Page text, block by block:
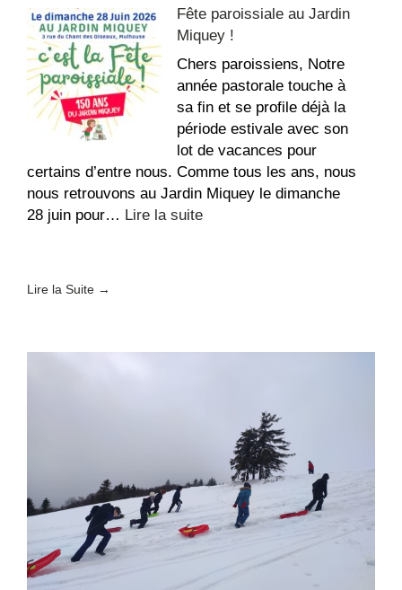
des
Évêques
de
France
–
Fin
de
vie
Fête paroissiale au Jardin
Miquey !
Chers paroissiens, Notre
année pastorale touche à
sa fin et se profile déjà la
période estivale avec son
lot de vacances pour
certains d’entre nous. Comme tous les ans, nous
nous retrouvons au Jardin Miquey le dimanche
28 juin pour… Lire la suite:
Lire la Suite →